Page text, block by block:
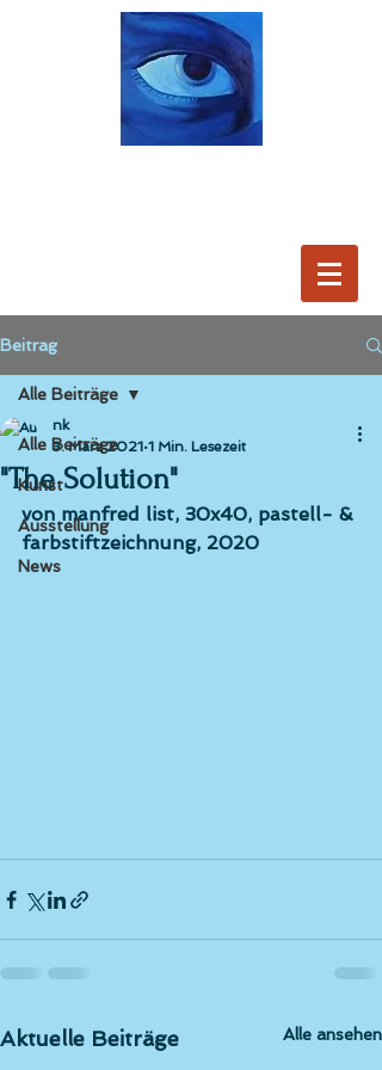
Beitrag
Alle Beiträge
Kunst
Ausstellung
News
Alle Beiträge
"The Solution"
nk
3. März 2021 1 Min. Lesezeit
von manfred list, 30x40, pastell- &
farbstiftzeichnung, 2020
Aktuelle Beiträge Alle ansehen